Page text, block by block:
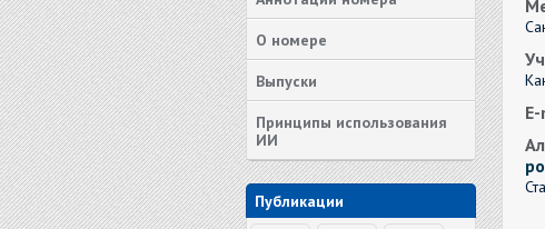
О номере
Выпуски
Принципы использования
ИИ
Публикации